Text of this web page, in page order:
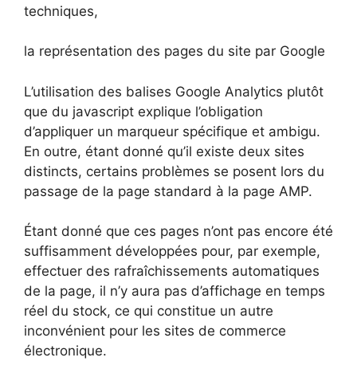
techniques,
la représentation des pages du site par Google
L’utilisation des balises Google Analytics plutôt
que du javascript explique l’obligation
d’appliquer un marqueur spécifique et ambigu.
En outre, étant donné qu’il existe deux sites
distincts, certains problèmes se posent lors du
passage de la page standard à la page AMP.
Étant donné que ces pages n’ont pas encore été
suffisamment développées pour, par exemple,
effectuer des rafraîchissements automatiques
de la page, il n’y aura pas d’affichage en temps
réel du stock, ce qui constitue un autre
inconvénient pour les sites de commerce
électronique.